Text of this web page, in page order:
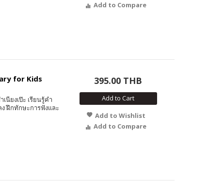
Add to Compare
for Kids
นียงเป๊ะ เรียนรู้คำ
ฝึกทักษะการฟังและ
395.00 THB
Add to Cart
Add to Wishlist
Add to Compare